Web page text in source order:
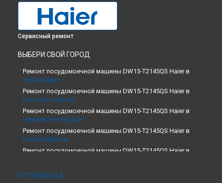
Сервисный ремонт
ВЫБЕРИ СВОЙ ГОРОД
Ремонт посудомоечной машины DW15-T2145QS Haier в
Краснодаре
Ремонт посудомоечной машины DW15-T2145QS Haier в
Ростове-на-Дону
Ремонт посудомоечной машины DW15-T2145QS Haier в
Нижнем Новгороде
Ремонт посудомоечной машины DW15-T2145QS Haier в
Новосибирске
Ремонт посудомоечной машины DW15-T2145QS Haier в
Ремонт посудомоечной машины DW15-T2145QS Haier в
Казани
УСТРОЙСТВА